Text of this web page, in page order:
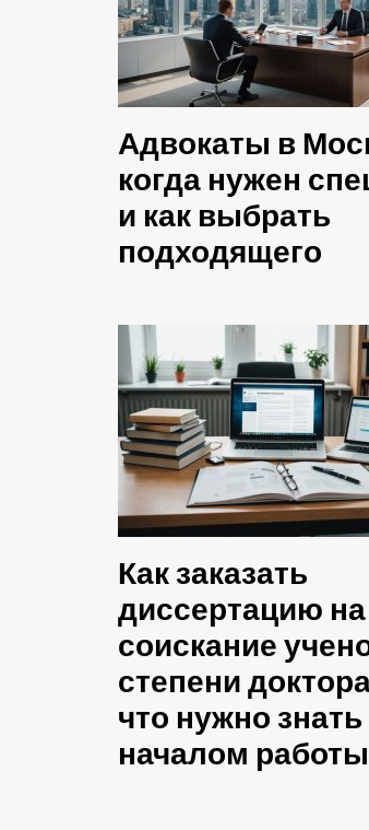
Адвокаты в
когда нужен
и как выбрать
подходящего
Как заказать
диссертацию на
соискание
степени
что нужно
началом работы